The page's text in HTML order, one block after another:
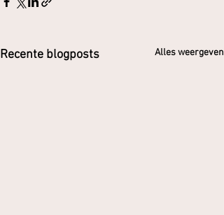
Recente blogposts Alles weergeven